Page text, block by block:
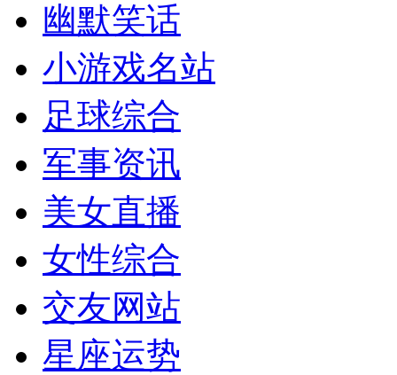
幽默笑话
小游戏名站
足球综合
军事资讯
美女直播
女性综合
交友网站
星座运势